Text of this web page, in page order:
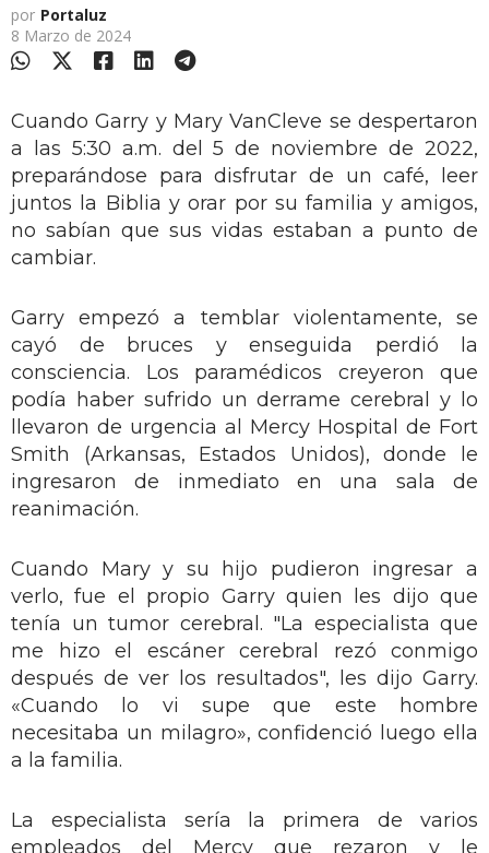
por Portaluz
8 Marzo de 2024
Cuando Garry y Mary VanCleve se despertaron
a las 5:30 a.m. del 5 de noviembre de 2022,
preparándose para disfrutar de un café, leer
juntos la Biblia y orar por su familia y amigos,
no sabían que sus vidas estaban a punto de
cambiar.
Garry empezó a temblar violentamente, se
cayó de bruces y enseguida perdió la
consciencia. Los paramédicos creyeron que
podía haber sufrido un derrame cerebral y lo
llevaron de urgencia al Mercy Hospital de Fort
Smith (Arkansas, Estados Unidos), donde le
ingresaron de inmediato en una sala de
reanimación.
Cuando Mary y su hijo pudieron ingresar a
verlo, fue el propio Garry quien les dijo que
tenía un tumor cerebral. "La especialista que
me hizo el escáner cerebral rezó conmigo
después de ver los resultados", les dijo Garry.
«Cuando lo vi supe que este hombre
necesitaba un milagro», confidenció luego ella
a la familia.
La especialista sería la primera de varios
empleados del Mercy que rezaron y le